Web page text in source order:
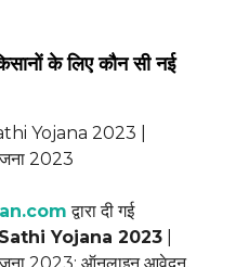
के लिए कौन सी नई
Yojana 2023 |
2023
द्वारा दी गई
Yojana 2023